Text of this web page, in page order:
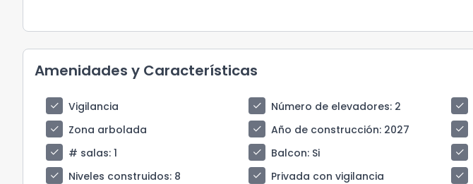
Amenidades y Características
check Vigilancia check Número de elevadores: 2 check
check
Zona arbolada check Año de construcción: 2027 check
check
# salas: 1 check Balcon: Si check
check
Niveles construidos: 8 check Privada con vigilancia check